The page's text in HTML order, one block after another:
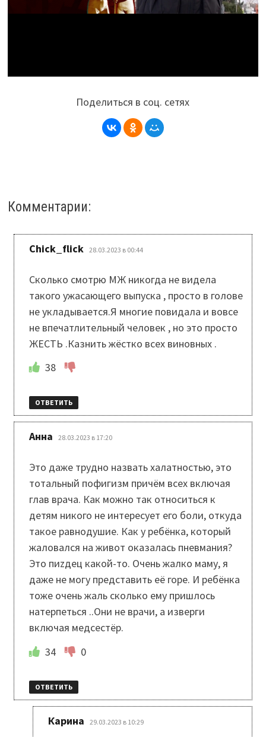
Поделиться в соц. сетях
Комментарии:
Chick_flick: 28.03.2023 в 00:44
Сколько смотрю МЖ никогда не видела
такого ужасающего выпуска , просто в голове
не укладывается.Я многие повидала и вовсе
не впечатлительный человек , но это просто
ЖЕСТЬ .Казнить жёстко всех виновных .
38
ОТВЕТИТЬ
Анна 28.03.2023 в 17:20
Это даже трудно назвать халатностью, это
тотальный пофигизм причём всех включая
глав врача. Как можно так относиться к
детям никого не интересует его боли, откуда
такое равнодушие. Как у ребёнка, который
жаловался на живот оказалась пневмания?
Это пиzдец какой-то. Очень жалко маму, я
даже не могу представить её горе. И ребёнка
тоже очень жаль сколько ему пришлось
натерпеться ..Они не врачи, а изверги
включая медсестёр.
34
0
ОТВЕТИТЬ
Карина 29.03.2023 в 10:29